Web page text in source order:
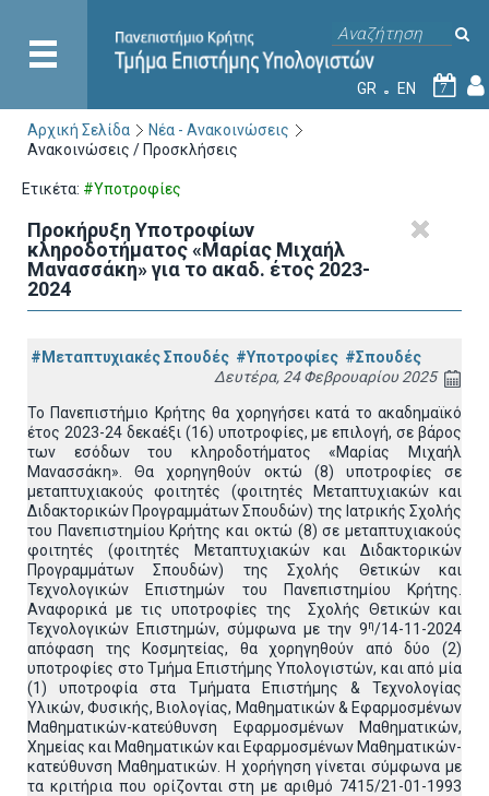
GR EN 7
Αρχική Σελίδα
Νέα - Ανακοινώσεις
Ανακοινώσεις / Προσκλήσεις
Ετικέτα: #Υποτροφίες
Προκήρυξη Υποτροφίων
κληροδοτήματος «Μαρίας Μιχαήλ
Μανασσάκη» για το ακαδ. έτος 2023-
2024
#Μεταπτυχιακές Σπουδές #Υποτροφίες #Σπουδές
Δευτέρα, 24 Φεβρουαρίου 2025
Το Πανεπιστήμιο Κρήτης θα χορηγήσει κατά το ακαδημαϊκό
έτος 2023-24 δεκαέξι (16) υποτροφίες, με επιλογή, σε βάρος
των εσόδων του κληροδοτήματος «Μαρίας Μιχαήλ
Μανασσάκη». Θα χορηγηθούν οκτώ (8) υποτροφίες σε
μεταπτυχιακούς φοιτητές (φοιτητές Μεταπτυχιακών και
Διδακτορικών Προγραμμάτων Σπουδών) της Ιατρικής Σχολής
του Πανεπιστημίου Κρήτης και οκτώ (8) σε μεταπτυχιακούς
φοιτητές (φοιτητές Μεταπτυχιακών και Διδακτορικών
Προγραμμάτων Σπουδών) της Σχολής Θετικών και
Τεχνολογικών Επιστημών του Πανεπιστημίου Κρήτης.
Αναφορικά με τις υποτροφίες της Σχολής Θετικών και
Τεχνολογικών Επιστημών, σύμφωνα με την 9η/14-11-2024
απόφαση της Κοσμητείας, θα χορηγηθούν από δύο (2)
υποτροφίες στο Τμήμα Επιστήμης Υπολογιστών, και από μία
(1) υποτροφία στα Τμήματα Επιστήμης & Τεχνολογίας
Υλικών, Φυσικής, Βιολογίας, Μαθηματικών & Εφαρμοσμένων
Μαθηματικών-κατεύθυνση Εφαρμοσμένων Μαθηματικών,
Χημείας και Μαθηματικών και Εφαρμοσμένων Μαθηματικών-
κατεύθυνση Μαθηματικών. Η χορήγηση γίνεται σύμφωνα με
τα κριτήρια που ορίζονται στη με αριθμό 7415/21-01-1993